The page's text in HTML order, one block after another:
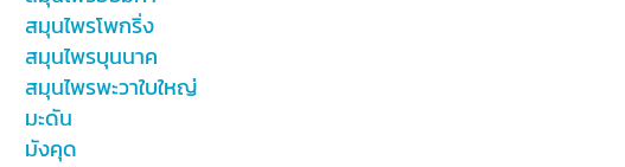
สมุนไพรโพกริ่ง
สมุนไพรบุนนาค
สมุนไพรพะวาใบใหญ่
มะดัน
มังคุด